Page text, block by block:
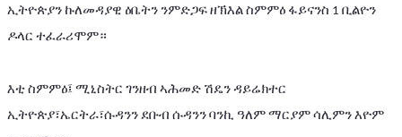
ኢትዮጵያን ኩለመዳያዊ ዕቤትን ንምድጋፍዘኽእልስምምዕ ፋይናንስ 1 ቢልዮን
ዶላር ተፈራሪሞም።
እቲስምምዕ፤ ሚኒስትር ገንዘብ ኣሕመድ ሽዴንዳይሬክተር
ኢትዮጵያ፣ኤርትራ፣ሱዳንን ደቡብ ሱዳንንባንኪ ዓለምማርያምሳሊምንእዮም